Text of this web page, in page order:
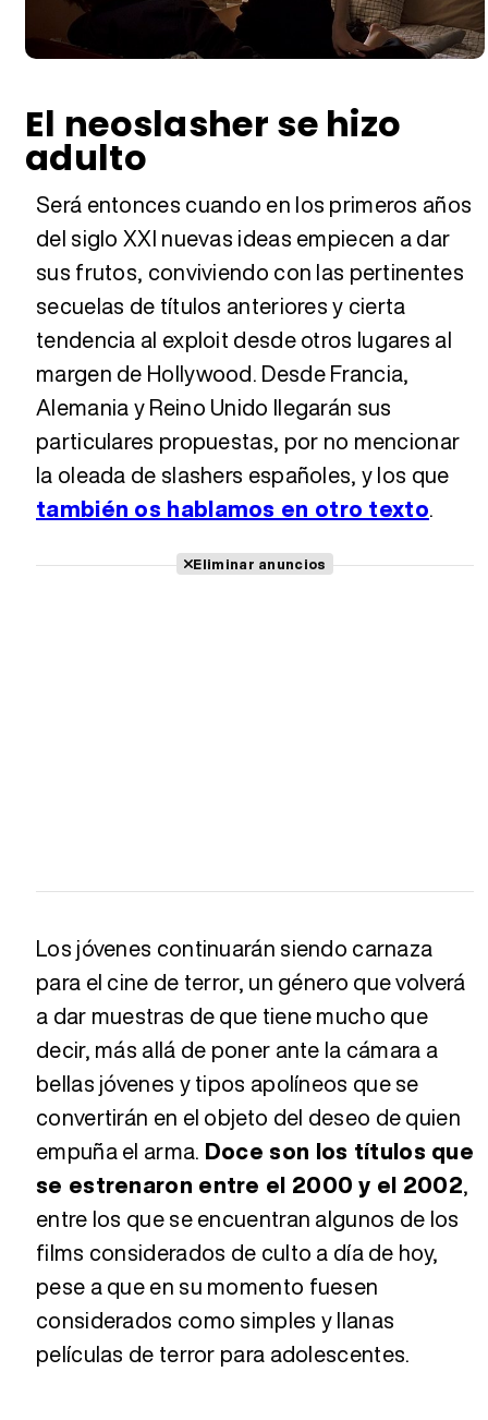
El neoslasher se hizo
adulto
Será entonces cuando en los primeros años
del siglo XXI nuevas ideas empiecen a dar
sus frutos, conviviendo con las pertinentes
secuelas de títulos anteriores y cierta
tendencia al exploit desde otros lugares al
margen de Hollywood. Desde Francia,
Alemania y Reino Unido llegarán sus
particulares propuestas, por no mencionar
la oleada de slashers españoles, y los que
también os hablamos en otro texto.
Eliminar anuncios
Los jóvenes continuarán siendo carnaza
para el cine de terror, un género que volverá
a dar muestras de que tiene mucho que
decir, más allá de poner ante la cámara a
bellas jóvenes y tipos apolíneos que se
convertirán en el objeto del deseo de quien
empuña el arma. Doce son los títulos que
se estrenaron entre el 2000 y el 2002,
entre los que se encuentran algunos de los
films considerados de culto a día de hoy,
pese a que en su momento fuesen
considerados como simples y llanas
películas de terror para adolescentes.